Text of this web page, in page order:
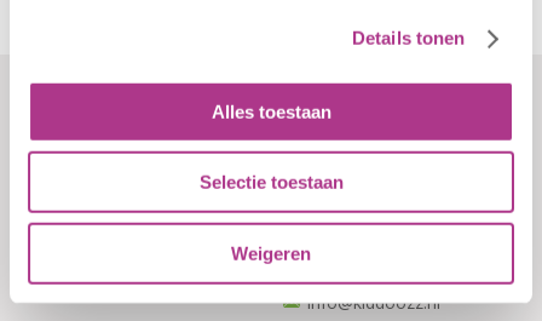
Details tonen
Alles toestaan
Selectie toestaan
Weigeren
Formulieren
Verkorte
Contact
Kiddoozz
3086 JN Rotterdam
010 - 2041820
info@kiddoozz.nl